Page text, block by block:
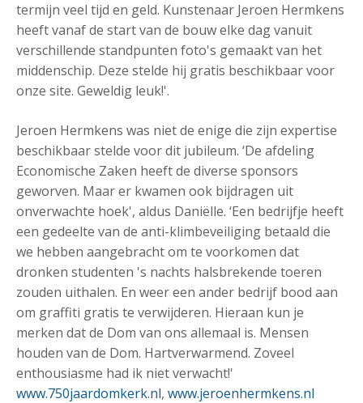
termijn veel tijd en geld. Kunstenaar Jeroen Hermkens
heeft vanaf de start van de bouw elke dag vanuit
verschillende standpunten foto's gemaakt van het
middenschip. Deze stelde hij gratis beschikbaar voor
onze site. Geweldig leuk!'.
Jeroen Hermkens was niet de enige die zijn expertise
beschikbaar stelde voor dit jubileum. ‘De afdeling
Economische Zaken heeft de diverse sponsors
geworven. Maar er kwamen ook bijdragen uit
onverwachte hoek', aldus Daniëlle. ‘Een bedrijfje heeft
een gedeelte van de anti-klimbeveiliging betaald die
we hebben aangebracht om te voorkomen dat
dronken studenten 's nachts halsbrekende toeren
zouden uithalen. En weer een ander bedrijf bood aan
om graffiti gratis te verwijderen. Hieraan kun je
merken dat de Dom van ons allemaal is. Mensen
houden van de Dom. Hartverwarmend. Zoveel
enthousiasme had ik niet verwacht!'
www.750jaardomkerk.nl, www.jeroenhermkens.nl